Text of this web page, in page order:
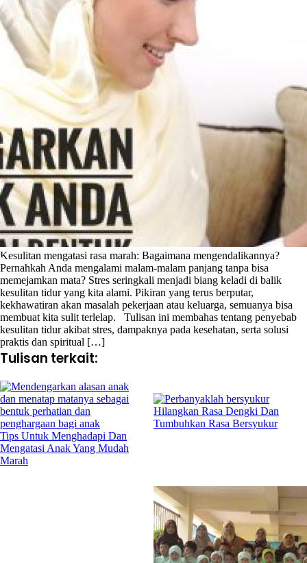
Kesulitan mengatasi rasa marah: Bagaimana mengendalikannya?
Pernahkah Anda mengalami malam-malam panjang tanpa bisa
memejamkan mata? Stres seringkali menjadi biang keladi di balik
kesulitan tidur yang kita alami. Pikiran yang terus berputar,
kekhawatiran akan masalah pekerjaan atau keluarga, semuanya bisa
membuat kita sulit terlelap. Tulisan ini membahas tentang penyebab
kesulitan tidur akibat stres, dampaknya pada kesehatan, serta solusi
praktis dan spiritual […]
Tulisan terkait:
Tips Untuk Menghadapi Dan
Mengatasi Anak Yang Mudah
Marah
Hilangkan Rasa Dengki Dan
Tumbuhkan Rasa Bersyukur